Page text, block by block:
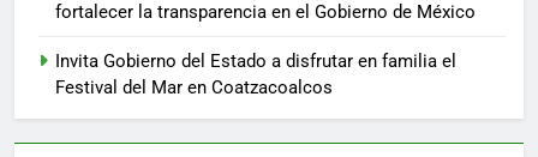
fortalecer la transparencia en el Gobierno de México
Invita Gobierno del Estado a disfrutar en familia el
Festival del Mar en Coatzacoalcos